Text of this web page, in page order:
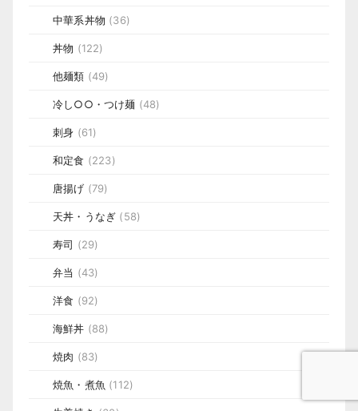
中華系丼物 (36)
丼物 (122)
他麺類 (49)
冷し○○・つけ麺 (48)
刺身 (61)
和定食 (223)
唐揚げ (79)
天丼・うなぎ (58)
寿司 (29)
弁当 (43)
洋食 (92)
海鮮丼 (88)
焼肉 (83)
焼魚・煮魚 (112)